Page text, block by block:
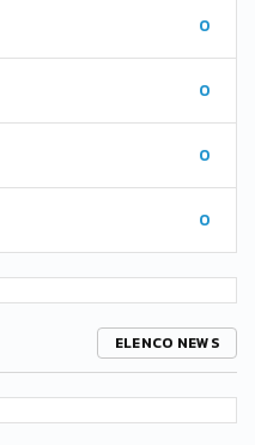
0
0
0
0
ELENCO NEWS